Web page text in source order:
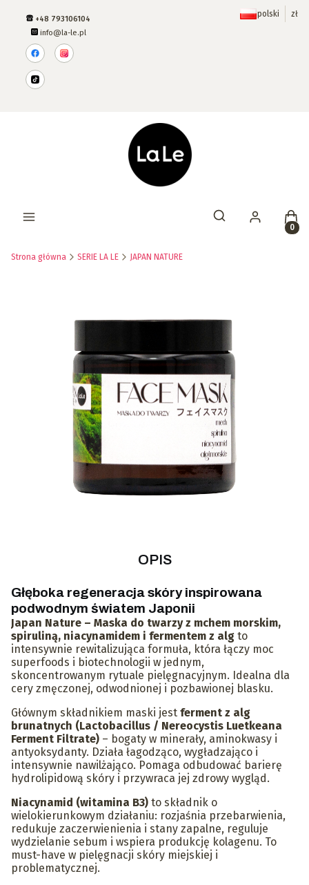
+48 793106104
info@la-le.pl
polski zł
Otwórz
Strona główna SERIE LA LE JAPAN NATURE
OPIS
Głęboka regeneracja skóry inspirowana
podwodnym światem Japonii
Japan Nature – Maska do twarzy z mchem morskim,
spiruliną, niacynamidem i fermentem z alg to
intensywnie rewitalizująca formuła, która łączy moc
superfoods i biotechnologii w jednym,
skoncentrowanym rytuale pielęgnacyjnym. Idealna dla
cery zmęczonej, odwodnionej i pozbawionej blasku.
Głównym składnikiem maski jest ferment z alg
brunatnych (Lactobacillus / Nereocystis Luetkeana
Ferment Filtrate) – bogaty w minerały, aminokwasy i
antyoksydanty. Działa łagodząco, wygładzająco i
intensywnie nawilżająco. Pomaga odbudować barierę
hydrolipidową skóry i przywraca jej zdrowy wygląd.
Niacynamid (witamina B3) to składnik o
wielokierunkowym działaniu: rozjaśnia przebarwienia,
redukuje zaczerwienienia i stany zapalne, reguluje
wydzielanie sebum i wspiera produkcję kolagenu. To
must-have w pielęgnacji skóry miejskiej i
problematycznej.